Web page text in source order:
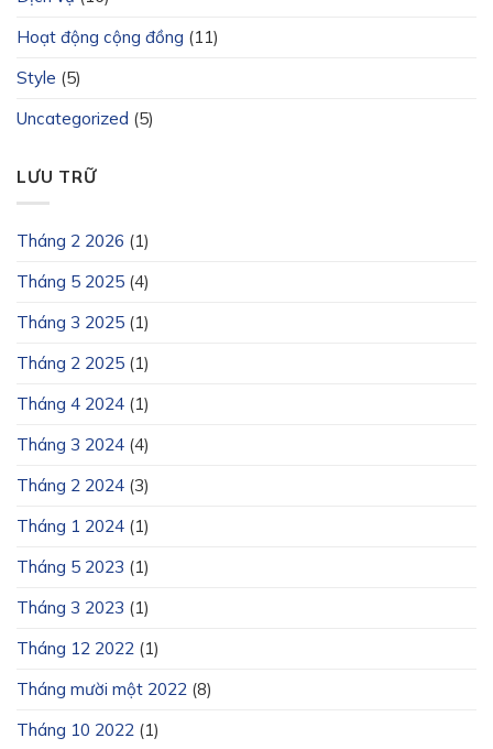
Hoạt động cộng đồng (11)
Style (5)
Uncategorized (5)
LƯU TRỮ
Tháng 2 2026 (1)
Tháng 5 2025 (4)
Tháng 3 2025 (1)
Tháng 2 2025 (1)
Tháng 4 2024 (1)
Tháng 3 2024 (4)
Tháng 2 2024 (3)
Tháng 1 2024 (1)
Tháng 5 2023 (1)
Tháng 3 2023 (1)
Tháng 12 2022 (1)
Tháng mười một 2022 (8)
Tháng 10 2022 (1)